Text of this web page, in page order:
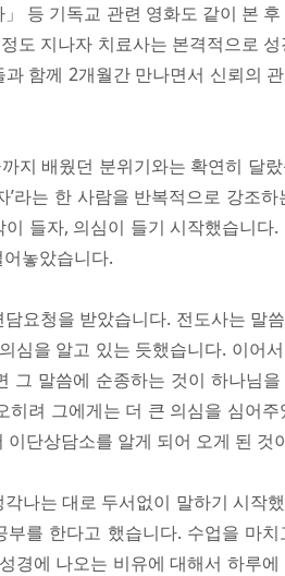
등 기독교 관련 영화도 같이 본
도 지나자 치료사는 본격적으로
함께 2개월간 만나면서 신뢰의
지 배웠던 분위기와는 확연히 달
’라는 한 사람을 반복적으로 강조
들자, 의심이 들기 시작했습니다
놓았습니다.
요청을 받았습니다. 전도사는 말
심을 알고 있는 듯했습니다. 이어
그 말씀에 순종하는 것이 하나님
히려 그에게는 더 큰 의심을 심어
단상담소를 알게 되어 오게 된 것
나는 대로 두서없이 말하기 시작
를 한다고 했습니다. 수업을 마
경에 나오는 비유에 대해서 하루